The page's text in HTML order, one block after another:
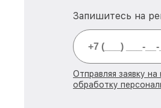
Запишитесь на
Отправляя заявку
обработку